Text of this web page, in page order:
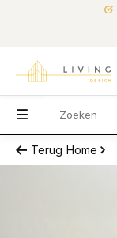
Terug Home